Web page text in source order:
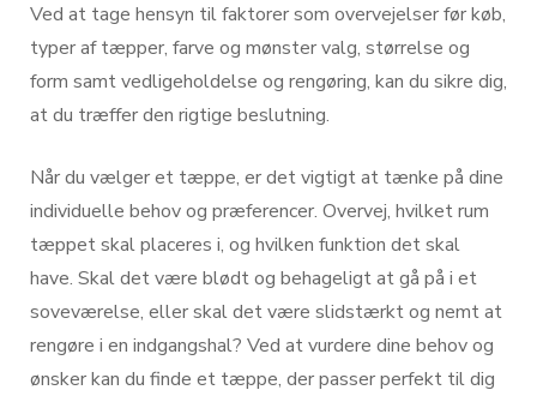
Ved at tage hensyn til faktorer som overvejelser før køb,
typer af tæpper, farve og mønster valg, størrelse og
form samt vedligeholdelse og rengøring, kan du sikre dig,
at du træffer den rigtige beslutning.
Når du vælger et tæppe, er det vigtigt at tænke på dine
individuelle behov og præferencer. Overvej, hvilket rum
tæppet skal placeres i, og hvilken funktion det skal
have. Skal det være blødt og behageligt at gå på i et
soveværelse, eller skal det være slidstærkt og nemt at
rengøre i en indgangshal? Ved at vurdere dine behov og
ønsker kan du finde et tæppe, der passer perfekt til dig